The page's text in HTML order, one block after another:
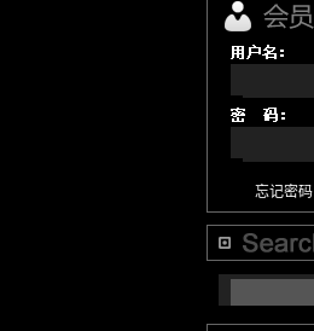
忘记密码